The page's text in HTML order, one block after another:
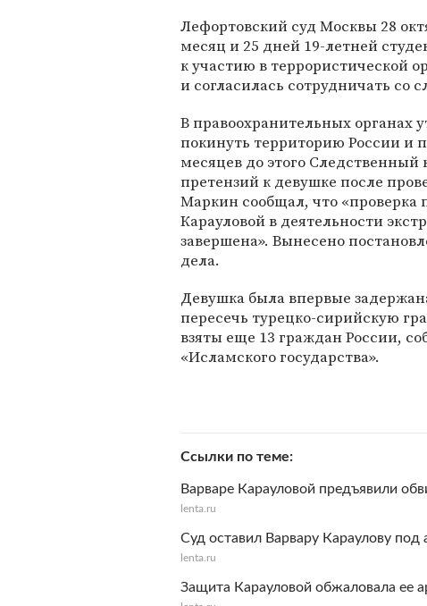
Лефортовский суд Москвы 28
месяц и 25 дней 19-летней
к участию в террористической
и согласилась сотрудничать со
В правоохранительных органах
покинуть территорию России и
месяцев до этого
претензий к девушке после
Маркин сообщал, что «проверка
Карауловой в деятельности
завершена». Вынесено
дела.
Девушка была впервые
пересечь турецко-сирийскую
взяты еще 13 граждан России,
«Исламского государства».
Ссылки по теме
Варваре Карауловой предъявили
lenta.ru
Суд оставил Варвару Караулову под
lenta.ru
Защита Карауловой обжаловала ее